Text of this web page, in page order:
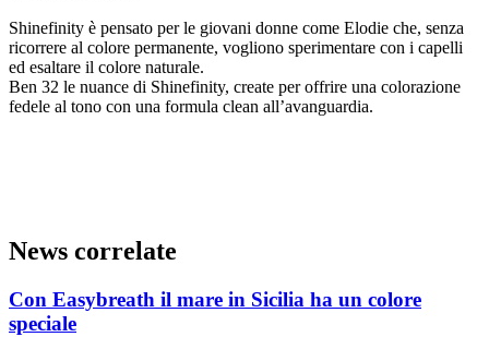
Shinefinity è pensato per le giovani donne come Elodie che, senza
ricorrere al colore permanente, vogliono sperimentare con i capelli
ed esaltare il colore naturale.
Ben 32 le nuance di Shinefinity, create per offrire una colorazione
fedele al tono con una formula clean all’avanguardia.
News correlate
Con Easybreath il mare in Sicilia ha un colore
speciale